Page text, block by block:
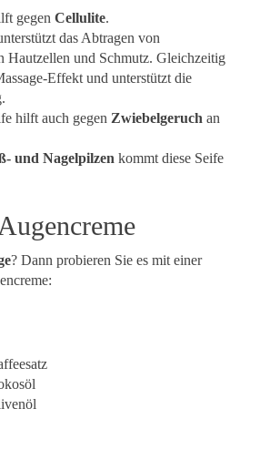
gegen Cellulite.
das Abtragen von
Hautzellen und Schmutz. Gleichzeitig
Effekt und unterstützt die
hilft auch gegen Zwiebelgeruch an
und Nagelpilzen kommt diese Seife
? Dann probieren Sie es mit einer